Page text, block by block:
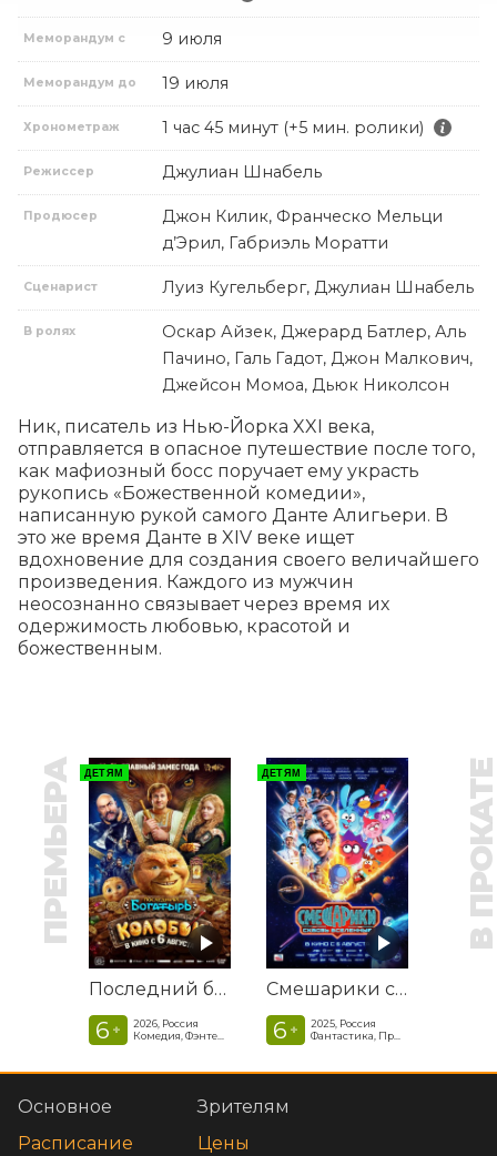
Меморандум с 9 июля
Меморандум до 19 июля
Хронометраж 1 час 45 минут (+5 мин. ролики)
Режиссер Джулиан Шнабель
Продюсер
Джон Килик, Франческо Мельци
д’Эрил, Габриэль Моратти
Сценарист Луиз Кугельберг, Джулиан Шнабель
В ролях
Оскар Айзек, Джерард Батлер, Аль
Пачино, Галь Гадот, Джон Малкович,
Джейсон Момоа, Дьюк Николсон
Ник, писатель из Нью-Йорка XXI века,
отправляется в опасное путешествие после того,
как мафиозный босс поручает ему украсть
рукопись «Божественной комедии»,
написанную рукой самого Данте Алигьери. В
это же время Данте в XIV веке ищет
вдохновение для создания своего величайшего
произведения. Каждого из мужчин
неосознанно связывает через время их
одержимость любовью, красотой и
божественным.
ПРЕМЬЕРА ДЕТЯМ
Последний богатырь. Колобок
6 +
2026, Россия
Комедия, Фэнтези, Приключения
ДЕТЯМ
Смешарики сквозь вселенные
6 +
2025, Россия
Фантастика, Приключенческая комедия
В
Основное
Расписание
Зрителям
Цены